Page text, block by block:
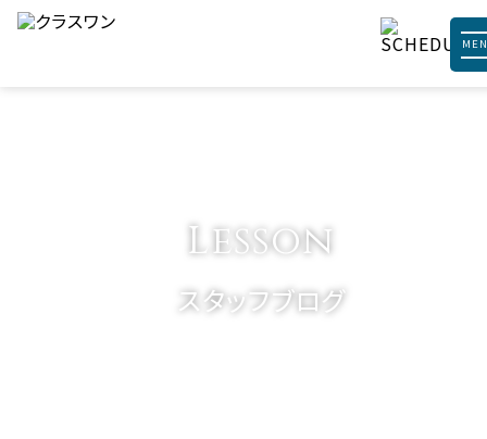
Lesson
スタッフブログ